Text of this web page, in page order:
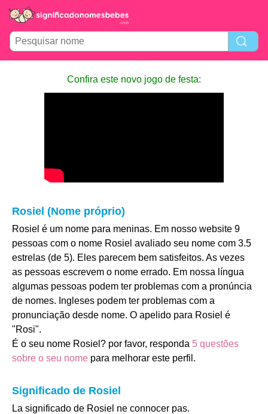
Confira este novo jogo de festa:
Rosiel (Nome próprio)
Rosiel é um nome para meninas. Em nosso website 9
pessoas com o nome Rosiel avaliado seu nome com 3.5
estrelas (de 5). Eles parecem bem satisfeitos. As vezes
as pessoas escrevem o nome errado. Em nossa língua
algumas pessoas podem ter problemas com a pronúncia
de nomes. Ingleses podem ter problemas com a
pronunciação desde nome. O apelido para Rosiel é
"Rosi".
É o seu nome Rosiel? por favor, responda 5 questões
sobre o seu nome para melhorar este perfil.
Significado de Rosiel
La significado de Rosiel ne connocer pas.